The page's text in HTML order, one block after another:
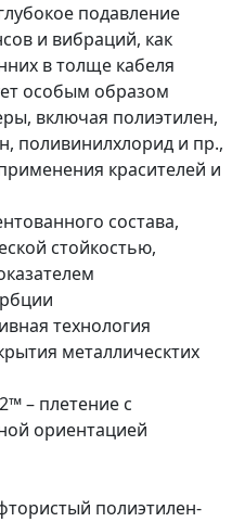
подавление
и вибраций, как
в толще кабеля
особым образом
включая полиэтилен,
поливинилхлорид и пр.,
красителей и
состава,
стойкостью,
технология
металлическтих
– плетение с
ориентацией
полиэтилен-